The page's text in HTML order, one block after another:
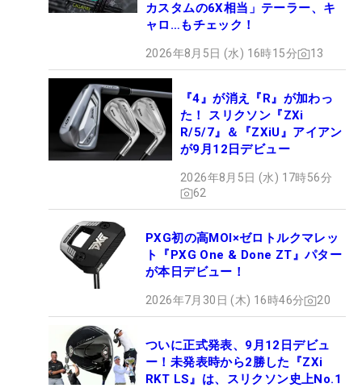
カスタムの6X相当」テーラー、キ
ャロ…もチェック！
2026年8月5日 (水) 16時15分 13
『4』が消え『R』が加わっ
た！ スリクソン『ZXi
R/5/7』＆『ZXiU』アイアン
が9月12日デビュー
2026年8月5日 (水) 17時56分
62
PXG初の高MOI×ゼロトルクマレッ
ト『PXG One & Done ZT』パター
が本日デビュー！
2026年7月30日 (木) 16時46分 20
ついに正式発表、9月12日デビュ
ー！未発表時から2勝した『ZXi
RKT LS』は、スリクソン史上No.1